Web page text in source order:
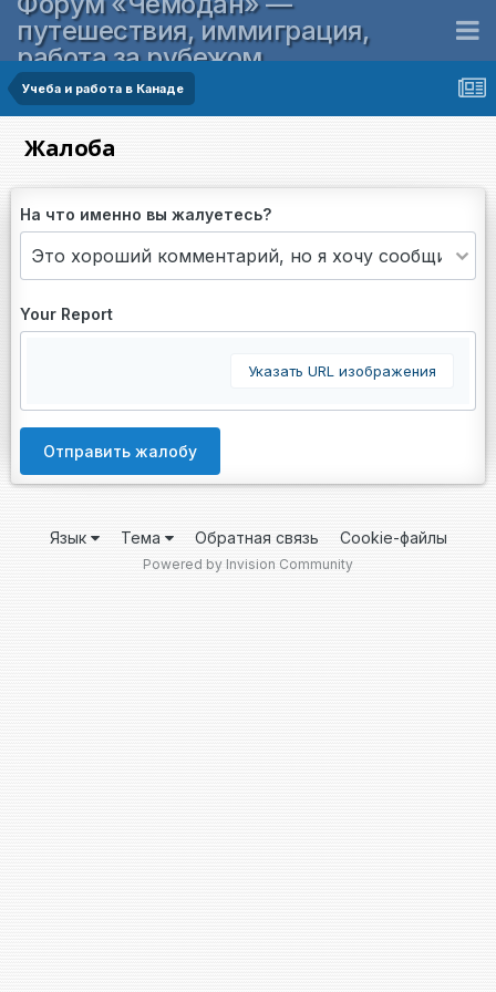
путешествия, иммиграция,
работа за рубежом
Учеба и работа в Канаде
Жалоба
На что именно вы жалуетесь?
Your Report
Указать URL изображения
Отправить жалобу
Язык Тема Обратная связь Cookie-файлы
Powered by Invision Community